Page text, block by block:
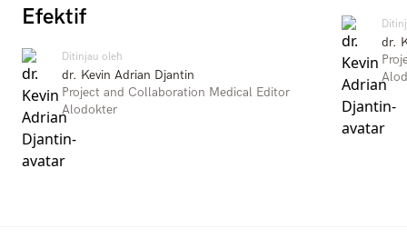
Efektif
Ditinjau oleh
dr. Kevin Adrian Djantin
Project and Collaboration Medical Editor
Alodokter
dr.